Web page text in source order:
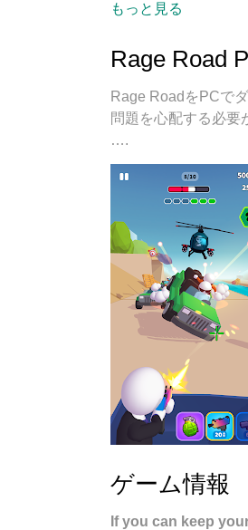
グシステムにより、
る！
もっと見る
Rage Road
Rage RoadをPCで
問題を心配する必要
….
ゲーム情報
If you can keep